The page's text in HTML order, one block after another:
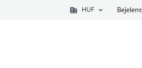
a rendelés állapotátHUF